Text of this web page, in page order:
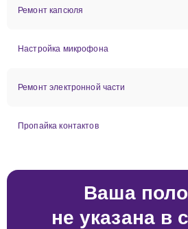
Ремонт капсюля
Настройка микрофона
Ремонт электронной части
Пропайка контактов
Ваша
не указана в